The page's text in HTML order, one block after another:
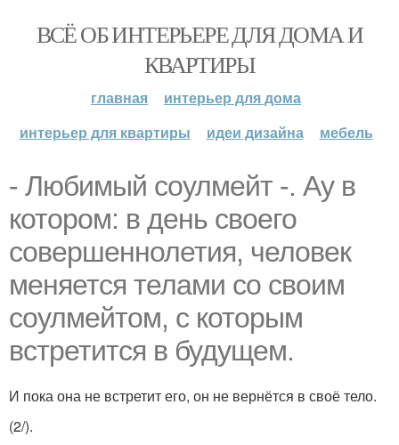
ВСЁ ОБ ИНТЕРЬЕРЕ ДЛЯ ДОМА И
КВАРТИРЫ
главная
интерьер для дома
интерьер для квартиры
идеи дизайна мебель
- Любимый соулмейт -. Ау в
котором: в день своего
совершеннолетия, человек
меняется телами со своим
соулмейтом, с которым
встретится в будущем.
И пока она не встретит его, он не вернётся в своё тело.
(2/).